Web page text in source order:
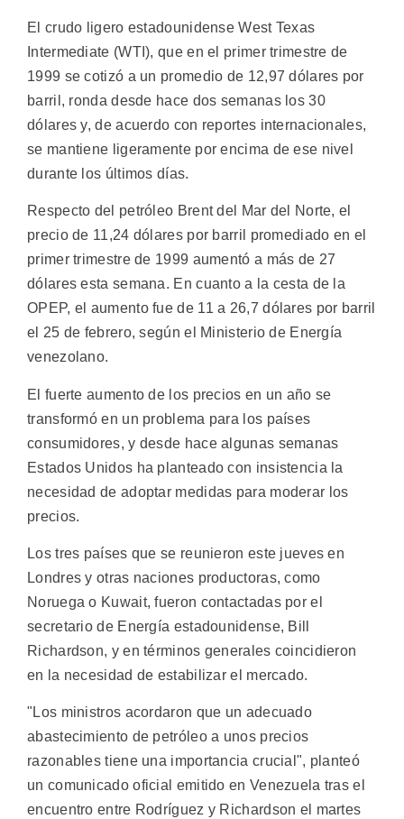
El crudo ligero estadounidense West Texas
Intermediate (WTI), que en el primer trimestre de
1999 se cotizó a un promedio de 12,97 dólares por
barril, ronda desde hace dos semanas los 30
dólares y, de acuerdo con reportes internacionales,
se mantiene ligeramente por encima de ese nivel
durante los últimos días.
Respecto del petróleo Brent del Mar del Norte, el
precio de 11,24 dólares por barril promediado en el
primer trimestre de 1999 aumentó a más de 27
dólares esta semana. En cuanto a la cesta de la
OPEP, el aumento fue de 11 a 26,7 dólares por barril
el 25 de febrero, según el Ministerio de Energía
venezolano.
El fuerte aumento de los precios en un año se
transformó en un problema para los países
consumidores, y desde hace algunas semanas
Estados Unidos ha planteado con insistencia la
necesidad de adoptar medidas para moderar los
precios.
Los tres países que se reunieron este jueves en
Londres y otras naciones productoras, como
Noruega o Kuwait, fueron contactadas por el
secretario de Energía estadounidense, Bill
Richardson, y en términos generales coincidieron
en la necesidad de estabilizar el mercado.
"Los ministros acordaron que un adecuado
abastecimiento de petróleo a unos precios
razonables tiene una importancia crucial", planteó
un comunicado oficial emitido en Venezuela tras el
encuentro entre Rodríguez y Richardson el martes